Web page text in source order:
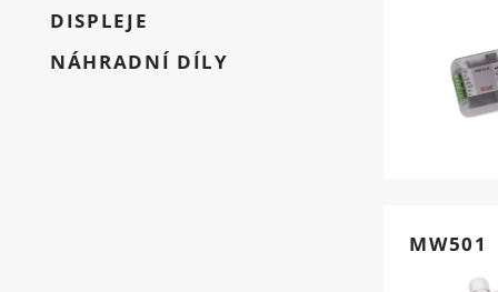
DISPLEJE
NÁHRADNÍ DÍLY
MW501